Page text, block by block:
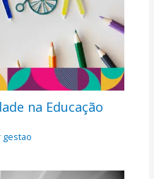
na Educação
gestao